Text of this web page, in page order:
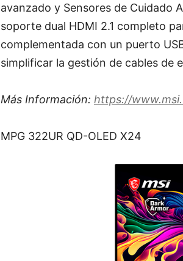
avanzado y Sensores de Cuidado
soporte dual HDMI 2.1 completo
complementada con un puerto
simplificar la gestión de cables de
Más Información: https://
MPG 322UR QD-OLED X24